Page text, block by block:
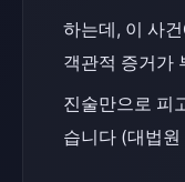
하는데, 이 사
객관적 증거가
진술만으로 피
습니다 (대법